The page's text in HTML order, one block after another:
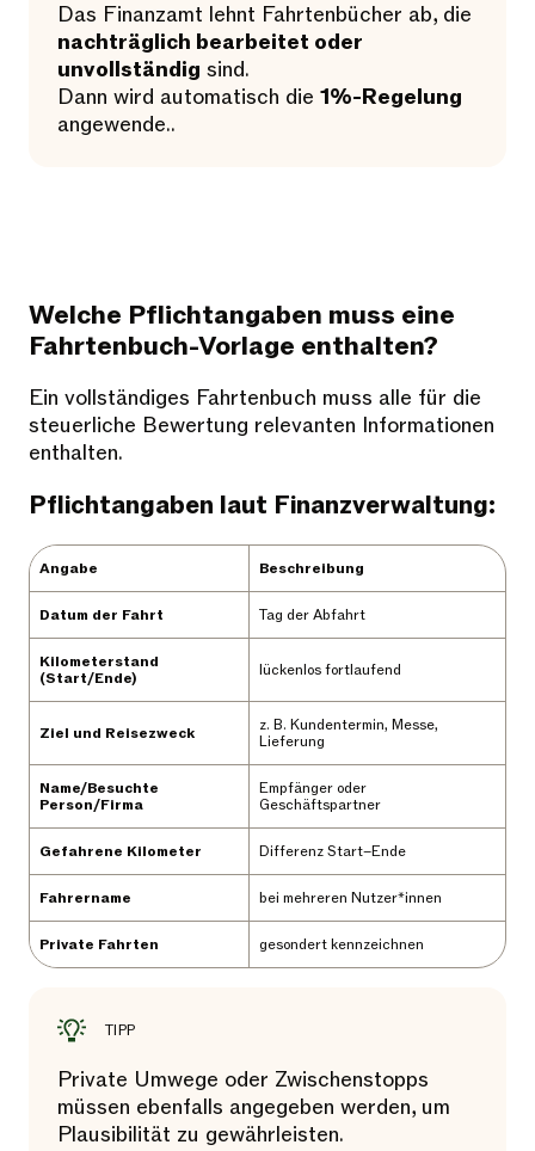
Das Finanzamt lehnt Fahrtenbücher ab, die
nachträglich bearbeitet oder
unvollständig sind.
Dann wird automatisch die 1%-Regelung
angewende..
Welche Pflichtangaben muss eine
Fahrtenbuch-Vorlage enthalten?
Ein vollständiges Fahrtenbuch muss alle für die
steuerliche Bewertung relevanten Informationen
enthalten.
Pflichtangaben laut Finanzverwaltung:
Angabe Beschreibung
Datum der Fahrt Tag der Abfahrt
Kilometerstand
(Start/Ende)
lückenlos fortlaufend
Ziel und Reisezweck
z. B. Kundentermin, Messe,
Lieferung
Name/Besuchte
Person/Firma
Empfänger oder
Geschäftspartner
Gefahrene Kilometer Differenz Start–Ende
Fahrername bei mehreren Nutzer*innen
Private Fahrten gesondert kennzeichnen
TIPP
Private Umwege oder Zwischenstopps
müssen ebenfalls angegeben werden, um
Plausibilität zu gewährleisten.